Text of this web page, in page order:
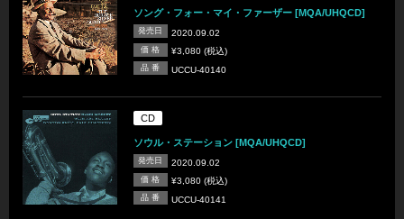
ソング・フォー・マイ・ファーザー [MQA/UHQCD]
発売日 2020.09.02
価 格 ¥3,080 (税込)
品 番 UCCU-40140
CD
ソウル・ステーション [MQA/UHQCD]
発売日 2020.09.02
価 格 ¥3,080 (税込)
品 番 UCCU-40141